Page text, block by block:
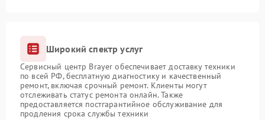
Широкий спектр услуг
Сервисный центр Brayer обеспечивает доставку техники
по всей РФ, бесплатную диагностику и качественный
ремонт, включая срочный ремонт. Клиенты могут
отслеживать статус ремонта онлайн. Также
предоставляется постгарантийное обслуживание для
продления срока службы техники